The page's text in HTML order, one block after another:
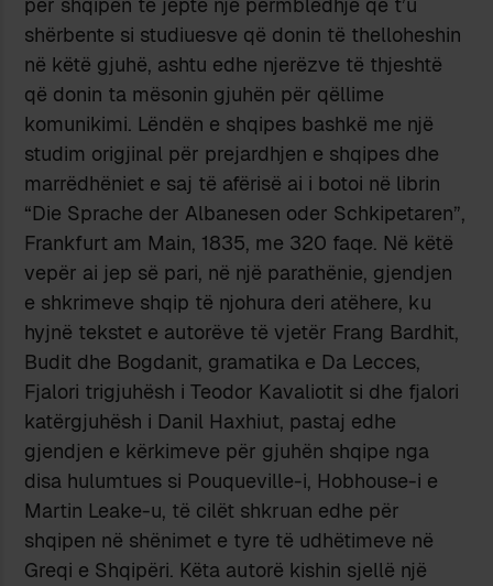
shërbente si studiuesve që donin të thelloheshin
në këtë gjuhë, ashtu edhe njerëzve të thjeshtë
që donin ta mësonin gjuhën për qëllime
komunikimi. Lëndën e shqipes bashkë me një
studim origjinal për prejardhjen e shqipes dhe
marrëdhëniet e saj të afërisë ai i botoi në librin
“Die Sprache der Albanesen oder Schkipetaren”,
Frankfurt am Main, 1835, me 320 faqe. Në këtë
vepër ai jep së pari, në një parathënie, gjendjen
e shkrimeve shqip të njohura deri atëhere, ku
hyjnë tekstet e autorëve të vjetër Frang Bardhit,
Budit dhe Bogdanit, gramatika e Da Lecces,
Fjalori trigjuhësh i Teodor Kavaliotit si dhe fjalori
katërgjuhësh i Danil Haxhiut, pastaj edhe
gjendjen e kërkimeve për gjuhën shqipe nga
disa hulumtues si Pouqueville-i, Hobhouse-i e
Martin Leake-u, të cilët shkruan edhe për
shqipen në shënimet e tyre të udhëtimeve në
Greqi e Shqipëri. Këta autorë kishin sjellë një